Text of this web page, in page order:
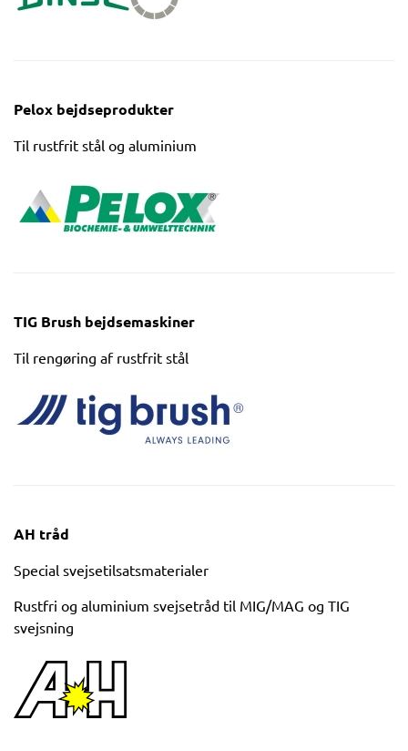
Pelox bejdseprodukter
Til rustfrit stål og aluminium
TIG Brush bejdsemaskiner
Til rengøring af rustfrit stål
AH tråd
Special svejsetilsatsmaterialer
Rustfri og aluminium svejsetråd til MIG/MAG og TIG
svejsning